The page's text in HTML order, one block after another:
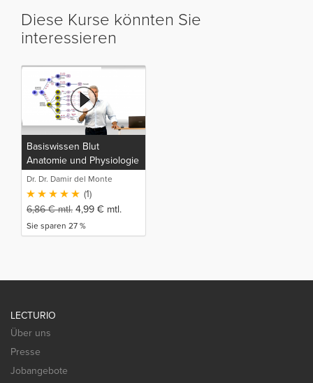
Diese Kurse könnten Sie
interessieren
Basiswissen Blut
Anatomie und Physiologie
Dr. Dr. Damir del Monte
(1)
6,86€mtl. 4,99 € mtl.
Sie sparen 27 %
LECTURIO
Über uns
Presse
Jobangebote